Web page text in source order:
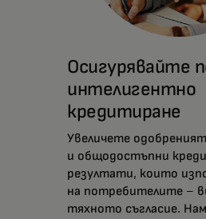
Осигурявайте
интелигентно
кредитиране
Увеличете
и общодостъпни
резултати, които
на потребителите –
тяхното съгласие.